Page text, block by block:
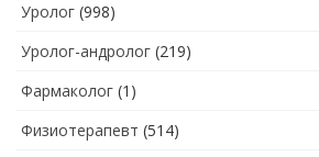
Уролог (998)
Уролог-андролог (219)
Фармаколог (1)
Физиотерапевт (514)